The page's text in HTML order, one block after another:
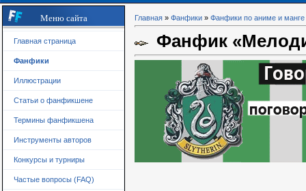
Меню сайта
Главная страница
Фанфики
Иллюстрации
Статьи о фанфикшене
Термины фанфикшена
Инструменты авторов
Конкурсы и турниры
Частые вопросы (FAQ)
Главная » Фанфики » Фанфики по аниме и манге
Фанфик